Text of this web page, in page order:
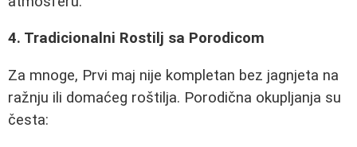
4. Tradicionalni Rostilj sa Porodicom
Za mnoge, Prvi maj nije kompletan bez jagnjeta na
ražnju ili domaćeg roštilja. Porodična okupljanja su
česta: